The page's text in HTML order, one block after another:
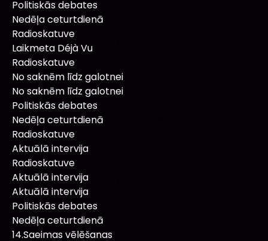
Politiskās debates
Nedēļa ceturtdienā
Radioskatuve
Laikmeta Déjà Vu
Radioskatuve
No saknēm līdz galotnei
No saknēm līdz galotnei
Politiskās debates
Nedēļa ceturtdienā
Radioskatuve
Aktuālā intervija
Radioskatuve
Aktuālā intervija
Aktuālā intervija
Politiskās debates
Nedēļa ceturtdienā
14.Saeimas vēlēšanas